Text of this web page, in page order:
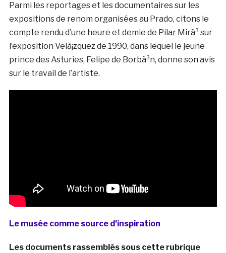
Parmi les reportages et les documentaires sur les
expositions de renom organisées au Prado, citons le
compte rendu d’une heure et demie de Pilar Mirà³ sur
l’exposition Velà¡zquez de 1990, dans lequel le jeune
prince des Asturies, Felipe de Borbà³n, donne son avis
sur le travail de l’artiste.
Le musée comme source d’inspiration
Les documents rassemblés sous cette rubrique